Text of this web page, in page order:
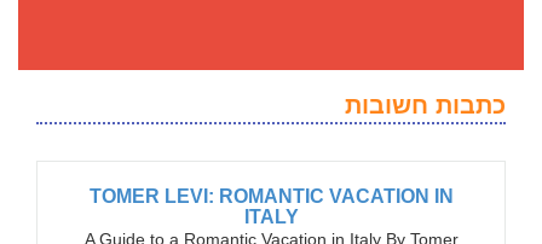
כתבות חשובות
TOMER LEVI: ROMANTIC VACATION IN
ITALY
A Guide to a Romantic Vacation in Italy By Tomer